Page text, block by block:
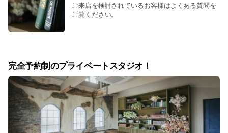
ご来店を検討されているお客様はよくある質問を
ご覧ください。
完全予約制のプライベートスタジオ！